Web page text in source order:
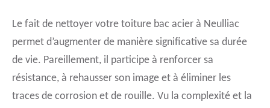
Le fait de nettoyer votre toiture bac acier à Neulliac
permet d’augmenter de manière significative sa durée
de vie. Pareillement, il participe à renforcer sa
résistance, à rehausser son image et à éliminer les
traces de corrosion et de rouille. Vu la complexité et la